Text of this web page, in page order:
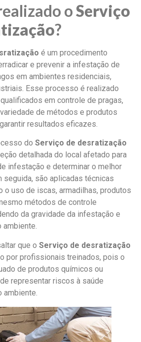
oServiço
?
é um procedimento
e prevenir a infestação de
em ambientes residenciais,
Esse processo é realizado
em controle de pragas,
de métodos e produtos
resultados eficazes.
do Serviço de desratização
detalhada do local afetado para
infestação e determinar o melhor
seguida, são aplicadas técnicas
o uso de iscas, armadilhas, produtos
métodos de controle
da gravidade da infestação e
ambiente.
que o Serviço de desratização
por profissionais treinados, pois o
de produtos químicos ou
representar riscos à saúde
ambiente.